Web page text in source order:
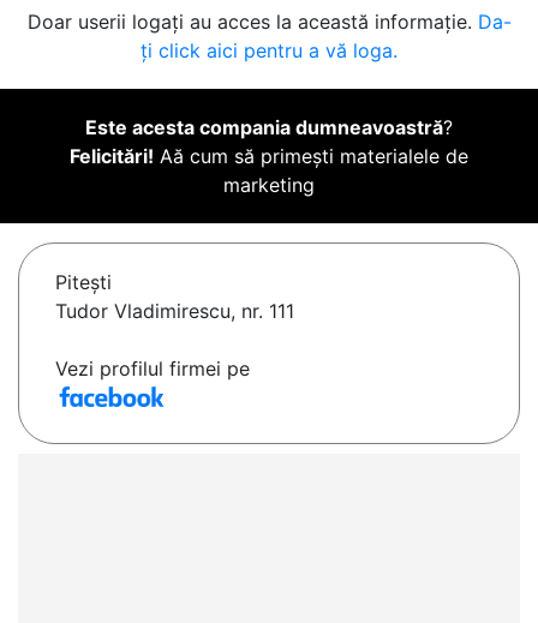
Doar userii logați au acces la această informație. Da-
ți click aici pentru a vă loga.
Este acesta compania dumneavoastră?
Felicitări! Aă cum să primești materialele de
marketing
Piteşti
Tudor Vladimirescu, nr. 111
Vezi profilul firmei pe